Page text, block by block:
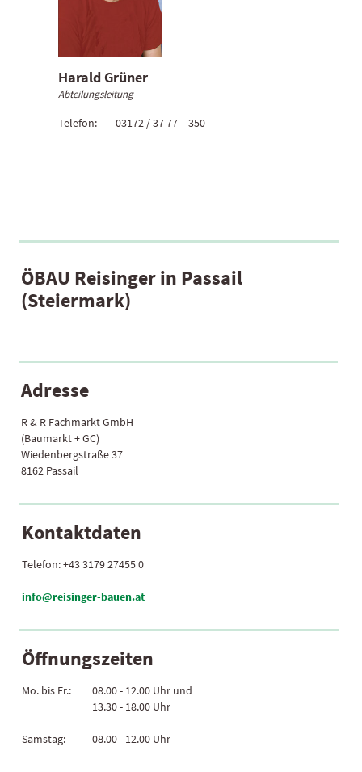
Harald Grüner
Abteilungsleitung
Telefon: 03172 / 37 77 – 350
ÖBAU Reisinger in Passail
(Steiermark)
Adresse
R & R Fachmarkt GmbH
(Baumarkt + GC)
Wiedenbergstraße 37
8162 Passail
Kontaktdaten
Telefon:+43 3179 27455 0
info@reisinger-bauen.at
Öffnungszeiten
Mo. bis Fr.:
08.00 - 12.00 Uhr und
13.30 - 18.00 Uhr
Samstag: 08.00 - 12.00 Uhr